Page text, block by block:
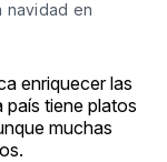
navidad en
enriquecer las
tiene platos
muchas